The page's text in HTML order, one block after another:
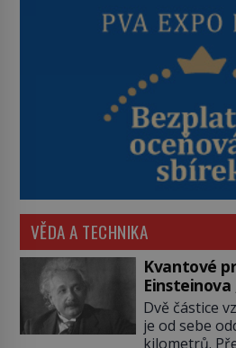
VĚDA A TECHNIKA
Kvantové
na dálku“
vědce
Dvě částice
je od sebe
kilometrů.